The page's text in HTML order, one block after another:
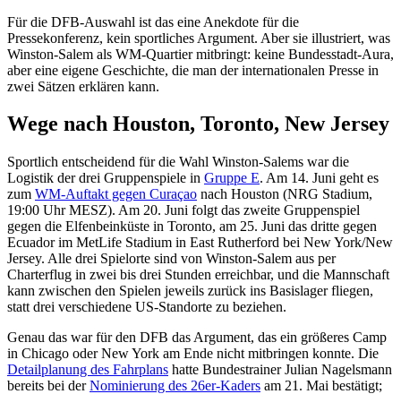
Für die DFB-Auswahl ist das eine Anekdote für die
Pressekonferenz, kein sportliches Argument. Aber sie illustriert, was
Winston-Salem als WM-Quartier mitbringt: keine Bundesstadt-Aura,
aber eine eigene Geschichte, die man der internationalen Presse in
zwei Sätzen erklären kann.
Wege nach Houston, Toronto, New Jersey
Sportlich entscheidend für die Wahl Winston-Salems war die
Logistik der drei Gruppenspiele in Gruppe E. Am 14. Juni geht es
zum WM-Auftakt gegen Curaçao nach Houston (NRG Stadium,
19:00 Uhr MESZ). Am 20. Juni folgt das zweite Gruppenspiel
gegen die Elfenbeinküste in Toronto, am 25. Juni das dritte gegen
Ecuador im MetLife Stadium in East Rutherford bei New York/New
Jersey. Alle drei Spielorte sind von Winston-Salem aus per
Charterflug in zwei bis drei Stunden erreichbar, und die Mannschaft
kann zwischen den Spielen jeweils zurück ins Basislager fliegen,
statt drei verschiedene US-Standorte zu beziehen.
Genau das war für den DFB das Argument, das ein größeres Camp
in Chicago oder New York am Ende nicht mitbringen konnte. Die
Detailplanung des Fahrplans hatte Bundestrainer Julian Nagelsmann
bereits bei derNominierung des 26er-Kaders am 21. Mai bestätigt;